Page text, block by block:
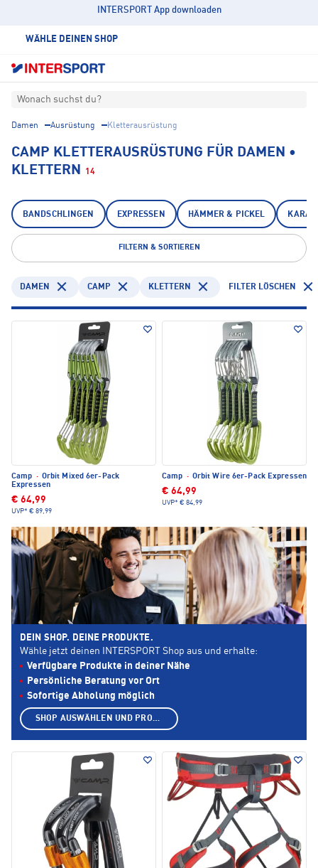
INTERSPORT App downloaden
WÄHLE DEINEN SHOP
Wonach suchst du?
Damen Ausrüstung Kletterausrüstung
CAMP KLETTERAUSRÜSTUNG FÜR DAMEN •
KLETTERN
14
BANDSCHLINGEN EXPRESSEN HÄMMER & PICKEL
FILTERN & SORTIEREN
DAMEN CAMP KLETTERN FILTER LÖSCHEN
Camp · Orbit Mixed 6er-Pack
Expressen
€ 64,99
UVP* € 89,99
Camp · Orbit Wire 6er-Pack Expressen
€ 64,99
UVP* € 84,99
DEIN SHOP. DEINE PRODUKTE.
Wähle jetzt deinen INTERSPORT Shop aus und erhalte:
Verfügbare Produkte in deiner Nähe
Persönliche Beratung vor Ort
Sofortige Abholung möglich
SHOP AUSWÄHLEN UND PRODUKTE ANZEIGEN